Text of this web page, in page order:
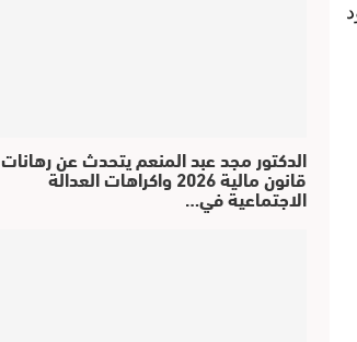
الدكتور مجد عبد المنعم يتحدث عن رهانات
قانون مالية 2026 واكراهات العدالة
الاجتماعية في…